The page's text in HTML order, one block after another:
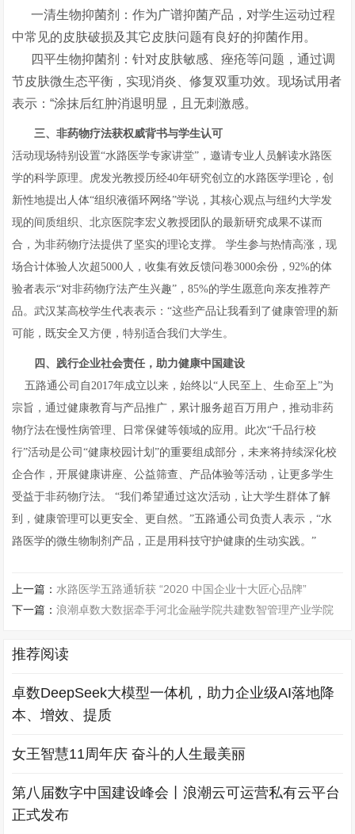
一清生物抑菌剂：作为广谱抑菌产品，对学生运动过程
中常见的皮肤破损及其它皮肤问题有良好的抑菌作用。
四平生物抑菌剂：针对皮肤敏感、痤疮等问题，通过调
节皮肤微生态平衡，实现消炎、修复双重功效。现场试用者
表示：“涂抹后红肿消退明显，且无刺激感。
三、非药物疗法获权威背书与学生认可
活动现场特别设置“水路医学专家讲堂”，邀请专业人员解读水路医
学的科学原理。虎发光教授历经40年研究创立的水路医学理论，创
新性地提出人体“组织液循环网络”学说，其核心观点与纽约大学发
现的间质组织、北京医院李宏义教授团队的最新研究成果不谋而
合，为非药物疗法提供了坚实的理论支撑。 学生参与热情高涨，现
场合计体验人次超5000人，收集有效反馈问卷3000余份，92%的体
验者表示“对非药物疗法产生兴趣”，85%的学生愿意向亲友推荐产
品。武汉某高校学生代表表示：“这些产品让我看到了健康管理的新
可能，既安全又方便，特别适合我们大学生。
四、践行企业社会责任，助力健康中国建设
五路通公司自2017年成立以来，始终以“人民至上、生命至上”为
宗旨，通过健康教育与产品推广，累计服务超百万用户，推动非药
物疗法在慢性病管理、日常保健等领域的应用。此次“千品行校
行”活动是公司“健康校园计划”的重要组成部分，未来将持续深化校
企合作，开展健康讲座、公益筛查、产品体验等活动，让更多学生
受益于非药物疗法。 “我们希望通过这次活动，让大学生群体了解
到，健康管理可以更安全、更自然。”五路通公司负责人表示，“水
路医学的微生物制剂产品，正是用科技守护健康的生动实践。”
上一篇： 水路医学五路通斩获 “2020 中国企业十大匠心品牌”
下一篇：浪潮卓数大数据牵手河北金融学院共建数智管理产业学院
推荐阅读
卓数DeepSeek大模型一体机，助力企业级AI落地降
本、增效、提质
女王智慧11周年庆 奋斗的人生最美丽
第八届数字中国建设峰会丨浪潮云可运营私有云平台
正式发布